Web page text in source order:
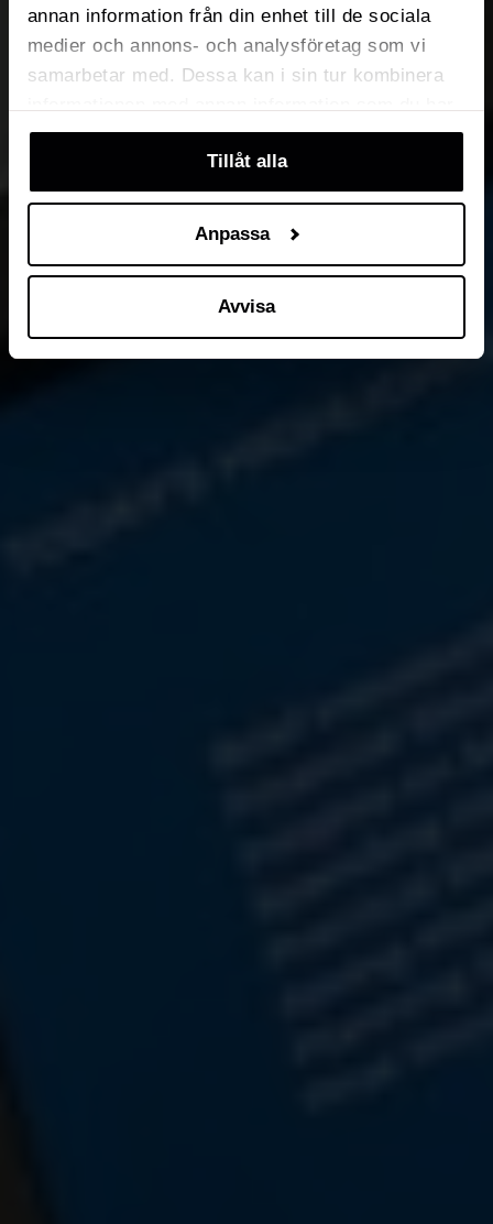
annan information från din enhet till de sociala
medier och annons- och analysföretag som vi
samarbetar med. Dessa kan i sin tur kombinera
informationen med annan information som du har
tillhandahållit eller som de har samlat in när du
har använt deras tjänster. Du kan välja att klicka
på “information” för att välja och justera vilka
cookies som ska sättas. Läs vår
använder dem och hur du kan neka dem.
Tillåt alla
Anpassa
Avvisa